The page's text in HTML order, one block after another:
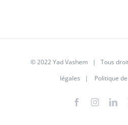
© 2022 Yad Vashem | Tous
légales | Politique
Facebook